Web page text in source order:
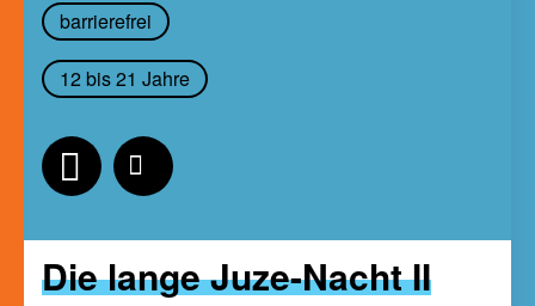
barrierefrei
12 bis 21 Jahre
Die lange Juze-Nacht II